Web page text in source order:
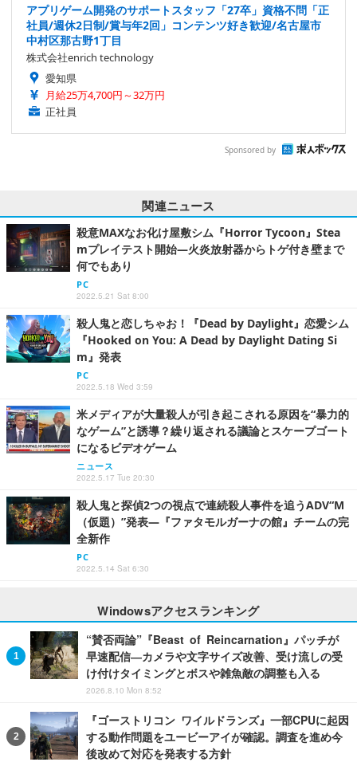
アプリゲーム開発のサポートスタッフ「27卒」資格不問「正
社員/週休2日制/賞与年2回」コンテンツ好き歓迎/名古屋市
中村区那古野1丁目
株式会社enrich technology
愛知県
月給25万4,700円～32万円
正社員
Sponsored by
関連ニュース
殺意MAXなお化け屋敷シム『Horror Tycoon』Stea
mプレイテスト開始―火炎放射器からトゲ付き壁まで
何でもあり
PC
2022.5.21 Sat 8:00
殺人鬼と恋しちゃお！『Dead by Daylight』恋愛シム
『Hooked on You: A Dead by Daylight Dating Si
m』発表
PC
2022.5.18 Wed 3:59
米メディアが大量殺人が引き起こされる原因を“暴力的
なゲーム”と誘導？繰り返される議論とスケープゴート
になるビデオゲーム
ニュース
2022.5.17 Tue 20:30
殺人鬼と探偵2つの視点で連続殺人事件を追うADV“M
（仮題）”発表―『ファタモルガーナの館』チームの完
全新作
PC
2022.5.14 Sat 6:30
Windowsアクセスランキング
“賛否両論”『Beast of Reincarnation』パッチが
早速配信―カメラや文字サイズ改善、受け流しの受
け付けタイミングとボスや雑魚敵の調整も入る
2026.8.10 Mon 8:52
『ゴーストリコン ワイルドランズ』一部CPUに起因
する動作問題をユービーアイが確認。調査を進め今
後改めて対応を発表する方針